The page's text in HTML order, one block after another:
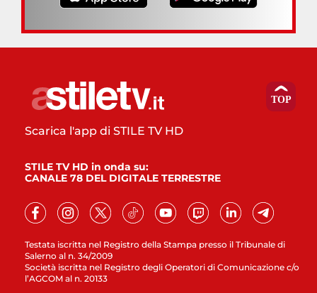
Testata iscritta nel Registro della Stampa presso il Tribunale di
Salerno al n. 34/2009
Società iscritta nel Registro degli Operatori di Comunicazione c/o
l’AGCOM al n. 20133
Scarica l'app di STILE TV HD
STILE TV HD in onda su:
CANALE 78 DEL DIGITALE TERRESTRE